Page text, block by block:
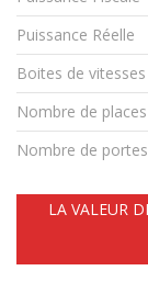
Puissance Réelle
Boites de vitesses
Nombre de places
Nombre de portes
LA VALEUR